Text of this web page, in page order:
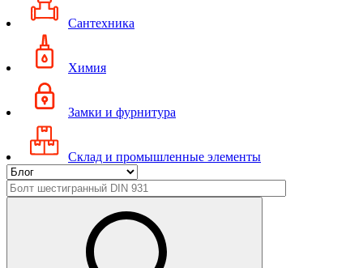
Сантехника
Химия
Замки и фурнитура
Склад и промышленные элементы